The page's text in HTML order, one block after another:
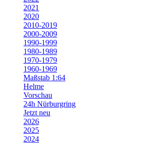
2021
2020
2010-2019
2000-2009
1990-1999
1980-1989
1970-1979
1960-1969
Maßstab 1:64
Helme
Vorschau
24h Nürburgring
Jetzt neu
2026
2025
2024